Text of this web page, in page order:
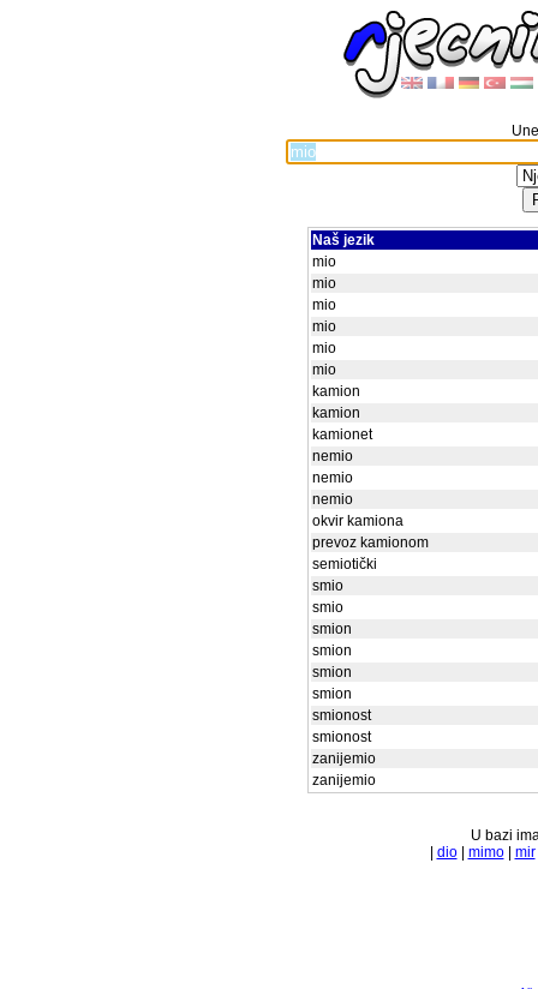
Naš jezik
mio
mio
mio
mio
mio
mio
kamion
kamion
kamionet
nemio
nemio
nemio
okvir kamiona
prevoz kamionom
semiotički
smio
smio
smion
smion
smion
smion
smionost
smionost
zanijemio
zanijemio
U bazi
dio| mimo| mir